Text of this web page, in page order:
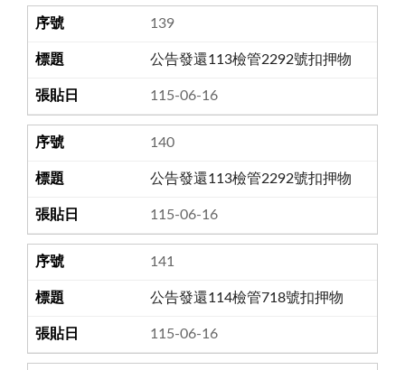
139
公告發還113檢管2292號扣押物
115-06-16
140
公告發還113檢管2292號扣押物
115-06-16
141
公告發還114檢管718號扣押物
115-06-16